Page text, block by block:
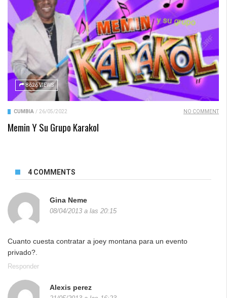
8626 VIEWS
CUMBIA / 26/05/2022 NO COMMENT
Memin Y Su Grupo Karakol
4 COMMENTS
Gina Neme
08/04/2013 a las 20:15
Cuanto cuesta contratar a joey montana para un evento
privado?.
Responder
Alexis perez